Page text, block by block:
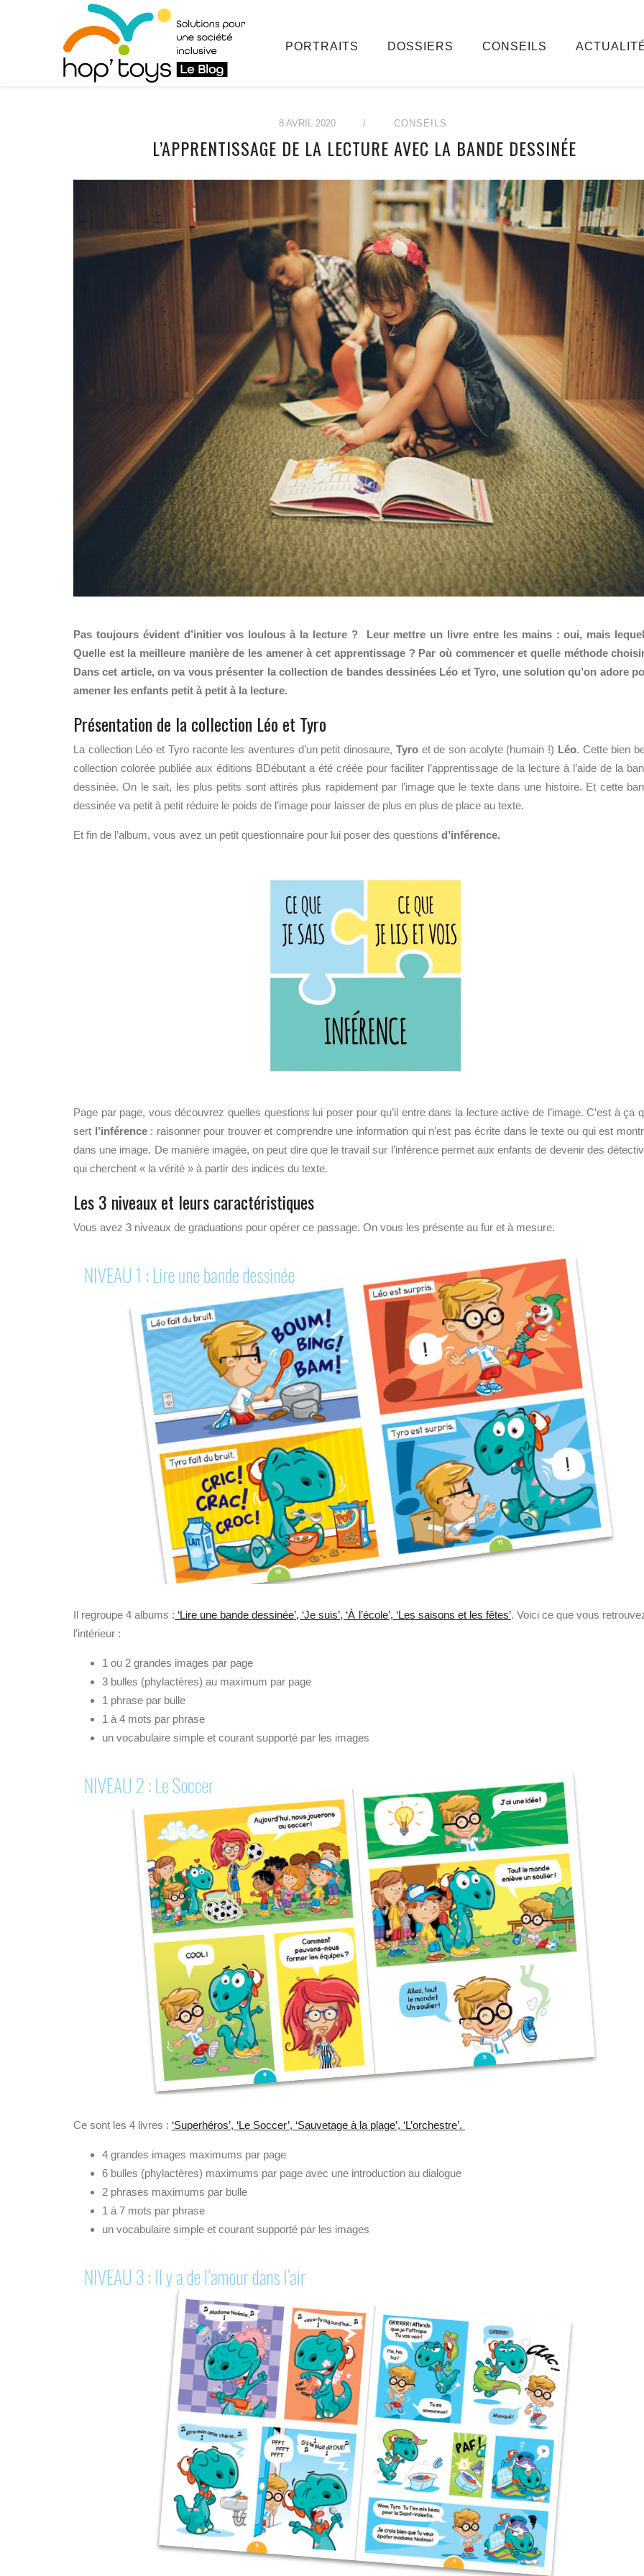
PORTRAITS DOSSIERS CONSEILS
8 AVRIL 2020 / CONSEILS
L’APPRENTISSAGE DE LA LECTURE AVEC LA BANDE DESSINÉE
Pas toujours évident d’initier vos loulous à la lecture ? Leur mettre un livre entre les mains : oui, mais
Quelle est la meilleure manière de les amener à cet apprentissage ? Par où commencer et quelle méthode
Dans cet article, on va vous présenter la collection de bandes dessinées Léo et Tyro, une solution qu’on adore
amener les enfants petit à petit à la lecture.
Présentation de la collection Léo et Tyro
La collection Léo et Tyro raconte les aventures d’un petit dinosaure, Tyroet de son acolyte (humain !) Léo. Cette bien
collection colorée publiée aux éditions BDébutant a été créée pour faciliter l’apprentissage de la lecture à l’aide de la
dessinée. On le sait, les plus petits sont attirés plus rapidement par l’image que le texte dans une histoire. Et cette
dessinée va petit à petit réduire le poids de l’image pour laisser de plus en plus de place au texte.
Et fin de l’album, vous avez un petit questionnaire pour lui poser des questions d’inférence.
Page par page, vous découvrez quelles questions lui poser pour qu’il entre dans la lecture active de l’image. C’est à ça
sert l’inférence: raisonner pour trouver et comprendre une information qui n’est pas écrite dans le texte ou qui est
dans une image. De manière imagée, on peut dire que le travail sur l’inférence permet aux enfants de devenir des
qui cherchent « la vérité » à partir des indices du texte.
Les 3 niveaux et leurs caractéristiques
Vous avez 3 niveaux de graduations pour opérer ce passage. On vous les présente au fur et à mesure.
Il regroupe 4 albums : ‘Lire une bande dessinée’, ‘Je suis’, ‘À l’école’, ‘Les saisons et les fêtes’. Voici ce que vous
l’intérieur :
1 ou 2 grandes images par page
3 bulles (phylactères) au maximum par page
1 phrase par bulle
1 à 4 mots par phrase
un vocabulaire simple et courant supporté par les images
Ce sont les 4 livres : ‘Superhéros’, ‘Le Soccer’, ‘Sauvetage à la plage’, ‘L’orchestre’.
4 grandes images maximums par page
6 bulles (phylactères) maximums par page avec une introduction au dialogue
2 phrases maximums par bulle
1 à 7 mots par phrase
un vocabulaire simple et courant supporté par les images